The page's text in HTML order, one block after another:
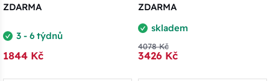
ZDARMA
3 - 6 týdnů
1844 Kč
ZDARMA
skladem
4078 Kč
3426 Kč